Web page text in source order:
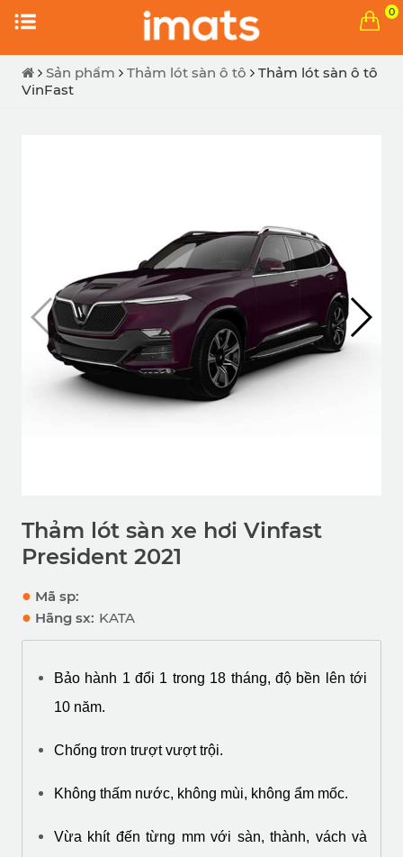
0
Sản phẩm Thảm lót sàn ô tô
Thảm lót sàn ô tô
VinFast
Thảm lót sàn xe hơi Vinfast
President 2021
● Mã sp:
● Hãng sx: KATA
Bảo hành 1 đổi 1 trong 18 tháng, độ bền lên tới
10 năm.
Chống trơn trượt vượt trội.
Không thấm nước, không mùi, không ẩm mốc.
Vừa khít đến từng mm với sàn, thành, vách và